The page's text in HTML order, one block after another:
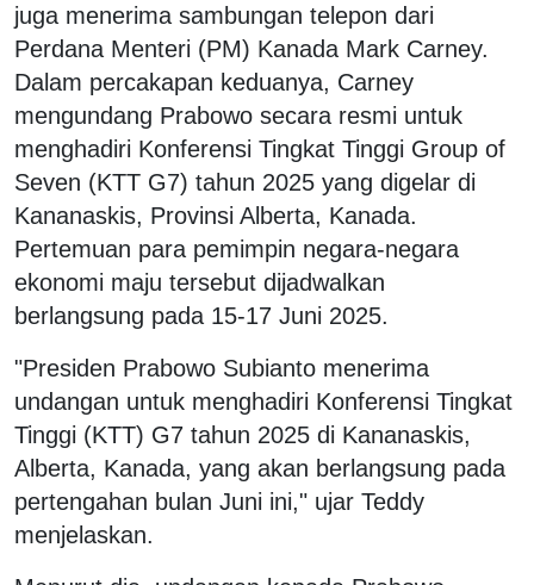
juga menerima sambungan telepon dari
Perdana Menteri (PM) Kanada Mark Carney.
Dalam percakapan keduanya, Carney
mengundang Prabowo secara resmi untuk
menghadiri Konferensi Tingkat Tinggi Group of
Seven (KTT G7) tahun 2025 yang digelar di
Kananaskis, Provinsi Alberta, Kanada.
Pertemuan para pemimpin negara-negara
ekonomi maju tersebut dijadwalkan
berlangsung pada 15-17 Juni 2025.
"Presiden Prabowo Subianto menerima
undangan untuk menghadiri Konferensi Tingkat
Tinggi (KTT) G7 tahun 2025 di Kananaskis,
Alberta, Kanada, yang akan berlangsung pada
pertengahan bulan Juni ini," ujar Teddy
menjelaskan.